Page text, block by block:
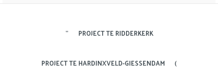
PROJECT TE RIDDERKERK
PROJECT TE HARDINXVELD-GIESSENDAM